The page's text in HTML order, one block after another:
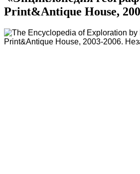
Print&Antique House,
The Encyclopedia of Exploration by
Print&Antique House, 2003-2006.